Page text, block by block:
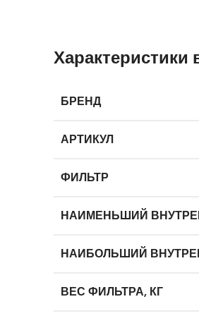
БРЕНД
АРТИКУЛ
ФИЛЬТР
НАИМЕНЬШИЙ
НАИБОЛЬШИЙ
ВЕС ФИЛЬТРА, КГ